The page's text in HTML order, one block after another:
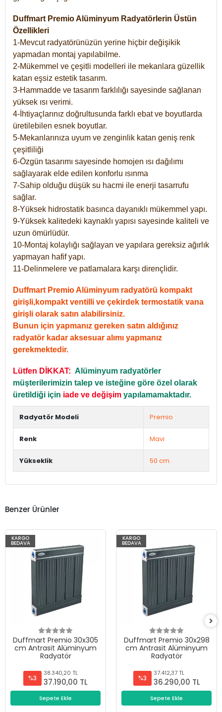
Duffmart Premio Alüminyum Radyatörlerin Üstün
Özellikleri
1-Mevcut radyatörünüzün yerine hiçbir değişikik
yapmadan montaj yapılabilme.
2-Mükemmel ve çeşitli modelleri ile mekanlara güzellik
katan eşsiz estetik tasarım.
3-Hammadde ve tasarım farklılığı sayesinde sağlanan
yüksek ısı verimi.
4-İhtiyaçlarınız doğrultusunda farklı ebat ve boyutlarda
üretilebilen esnek boyutlar.
5-Mekanlarınıza uyum ve zenginlik katan geniş renk
çeşitliliği
6-Özgün tasarımı sayesinde homojen ısı dağılımı
sağlayarak elde edilen konforlu ısınma
7-Sahip olduğu düşük su hacmi ile enerji tasarrufu
sağlar.
8-Yüksek hidrostatik basınca dayanıklı mükemmel yapı.
9-Yüksek kalitedeki kaynaklı yapısı sayesinde kaliteli ve
uzun ömürlüdür.
10-Montaj kolaylığı sağlayan ve yapılara gereksiz ağırlık
yapmayan hafif yapı.
11-Delinmelere ve patlamalara karşı dirençlidir.
Duffmart Premio Alüminyum radyatörü kompakt
girişli,kompakt ventilli ve çekirdek termostatik vana
girişli olarak satın alabilirsiniz.
Bunun için yapmanız gereken satın aldığınız
radyatör kadar aksesuar alımı yapmanız
gerekmektedir.
Lütfen DİKKAT: Alüminyum radyatörler
müşterilerimizin talep ve isteğine göre özel olarak
üretildiği için iade ve değişim yapılamamaktadır.
Radyatör Modeli Premio
Renk Mavi
Yükseklik 50 cm.
Benzer Ürünler
KARGO
BEDAVA
Duffmart Premio 30x305
cm Antrasit Alüminyum
Radyatör
%3
38.340,20 TL
37.190,00 TL
Sepete Ekle
KARGO
BEDAVA
Duffmart Premio 30x298
cm Antrasit Alüminyum
Radyatör
%3
37.412,37 TL
36.290,00 TL
Sepete Ekle